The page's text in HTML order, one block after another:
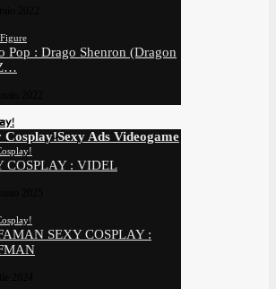
Pop : Drago Shenron (Dragon
Cosplay!Sexy Ads Videogame
COSPLAY : VIDEL
SEXY COSPLAY :